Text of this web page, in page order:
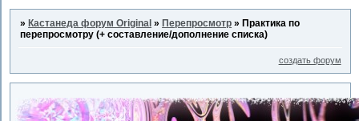
» Кастанеда форум Original » Перепросмотр » Практика по
перепросмотру (+ составление/дополнение списка)
создать форум